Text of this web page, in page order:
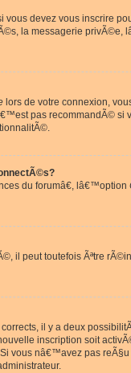
devez vous inscrire
la messagerie
lors de votre connexion,
pas recommandÃ©
du forumâ€, lâ€™option
il peut toutefois Ãªtre
il y a deux
inscription soit
vous nâ€™avez pas